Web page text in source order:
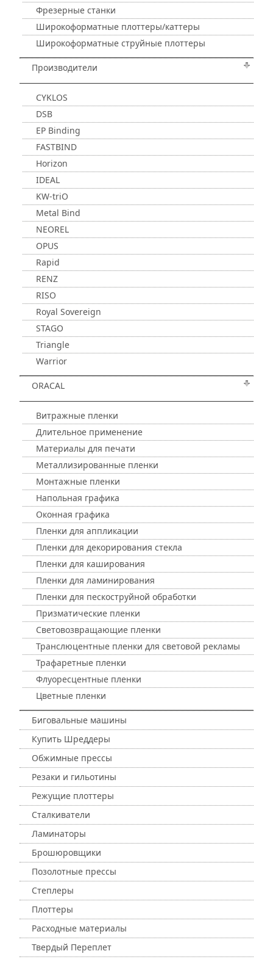
Фрезерные станки
Широкоформатные плоттеры/каттеры
Широкоформатные струйные плоттеры
Производители
CYKLOS
DSB
EP Binding
FASTBIND
Horizon
IDEAL
KW-triO
Metal Bind
NEOREL
OPUS
Rapid
RENZ
RISO
Royal Sovereign
STAGO
Triangle
Warrior
ORACAL
Витражные пленки
Длительное применение
Материалы для печати
Металлизированные пленки
Монтажные пленки
Напольная графика
Оконная графика
Пленки для аппликации
Пленки для декорирования стекла
Пленки для каширования
Пленки для ламинирования
Пленки для пескоструйной обработки
Призматические пленки
Световозвращающие пленки
Транслюцентные пленки для световой рекламы
Трафаретные пленки
Флуоресцентные пленки
Цветные пленки
Биговальные машины
Купить Шреддеры
Обжимные прессы
Резаки и гильотины
Режущие плоттеры
Сталкиватели
Ламинаторы
Брошюровщики
Позолотные прессы
Степлеры
Плоттеры
Расходные материалы
Твердый Переплет